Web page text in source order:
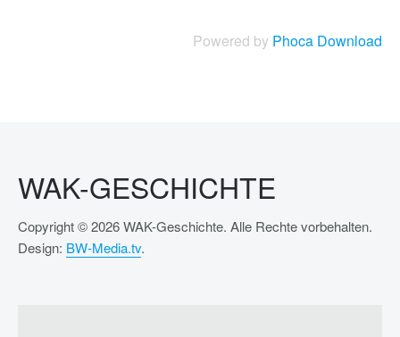
Powered by Phoca Download
WAK-GESCHICHTE
Copyright © 2026 WAK-Geschichte. Alle Rechte vorbehalten.
Design: BW-Media.tv.